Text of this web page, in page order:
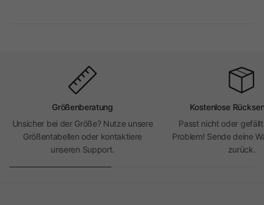
Größenberatung
Unsicher bei der Größe? Nutze unsere
Größentabellen oder kontaktiere
unseren Support.
Kostenlose
Passt nicht oder
Problem! Sende deine
zurück.